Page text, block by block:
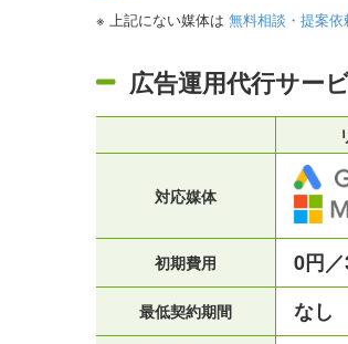
※ 上記にない媒体は 無料相談・提案依
広告運用代行サー
対応媒体
初期費用 0円
最低契約期間 なし